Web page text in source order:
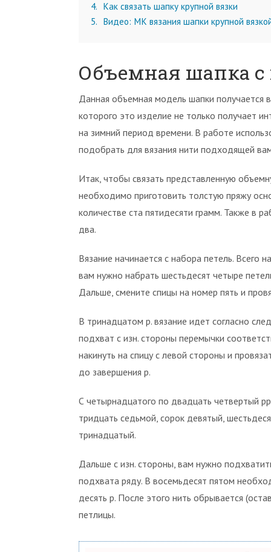
4
Как связать шапку крупной вязки
5
Видео: МК вязания шапки крупной
Объемная шапка
Данная объемная модель шапки получается в
которого это изделие не только получает
на зимний период времени. В работе
подобрать для вязания нити подходящей
Итак, чтобы связать представленную
необходимо приготовить толстую пряжу
количестве ста пятидесяти грамм. Также в
два.
Вязание начинается с набора петель.
вам нужно набрать шестьдесят четыре
Дальше, смените спицы на номер пять и
В тринадцатом р. вязание идет согласно
подхват с изн. стороны перемычки
накинуть на спицу с левой стороны и
до завершения р.
С четырнадцатого по двадцать четвертый
тридцать седьмой, сорок девятый,
тринадцатый.
Дальше с изн. стороны, вам нужно
подхвата ряду. В восемьдесят пятом
десять р. После этого нить обрывается
петлицы.